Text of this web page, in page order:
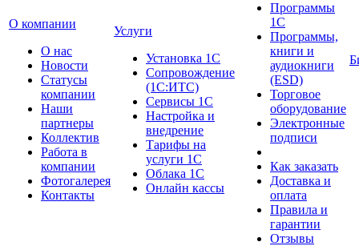
О компании
О нас
Новости
Cтатусы
компании
Наши
партнеры
Коллектив
Работа в
компании
Фотогалерея
Контакты
Услуги
Установка 1С
Сопровождение
(1С:ИТС)
Сервисы 1С
Настройка и
внедрение
Тарифы на
услуги 1С
Облака 1С
Онлайн кассы
Программы
1С
Программы,
книги и
аудиокниги
(ESD)
Торговое
оборудование
Электронные
подписи
Как заказать
Доставка и
оплата
Правила и
гарантии
Отзывы